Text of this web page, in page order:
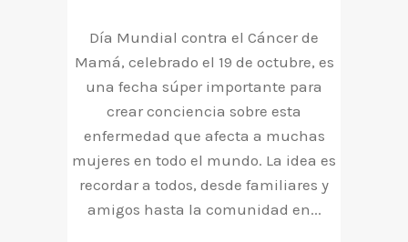
Día Mundial contra el Cáncer de
Mamá, celebrado el 19 de octubre, es
una fecha súper importante para
crear conciencia sobre esta
enfermedad que afecta a muchas
mujeres en todo el mundo. La idea es
recordar a todos, desde familiares y
amigos hasta la comunidad en...